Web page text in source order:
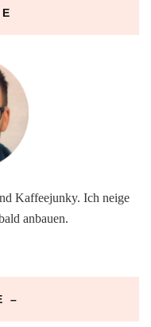
Kaffeejunky. Ich neige
anbauen.
–